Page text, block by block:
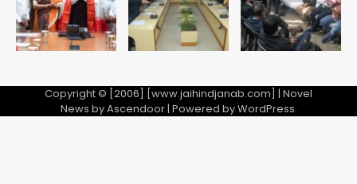
Copyright © [2006] [www.jaihindjanab.com] | Novel
News byAscendoor| Powered byWordPress.